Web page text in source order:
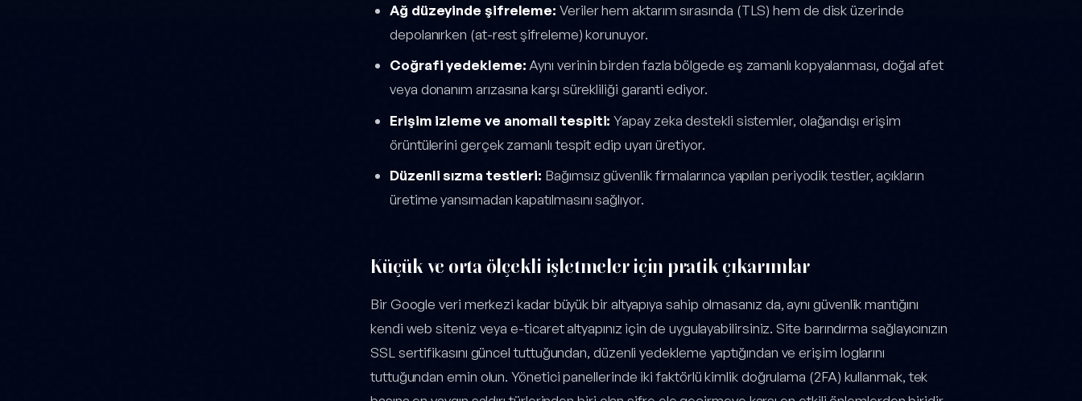
Ağ düzeyinde şifreleme: Veriler hem aktarım sırasında (TLS) hem de disk üzerinde
depolanırken (at-rest şifreleme) korunuyor.
Coğrafi yedekleme:Aynı verinin birden fazla bölgede eş zamanlı kopyalanması, doğal afet
veya donanım arızasına karşı sürekliliği garanti ediyor.
Erişim izleme ve anomali tespiti: Yapay zeka destekli sistemler, olağandışı erişim
örüntülerini gerçek zamanlı tespit edip uyarı üretiyor.
Düzenli sızma testleri: Bağımsız güvenlik firmalarınca yapılan periyodik testler, açıkların
üretime yansımadan kapatılmasını sağlıyor.
Küçük ve orta ölçekli işletmeler için pratik çıkarımlar
Bir Google veri merkezi kadar büyük bir altyapıya sahip olmasanız da, aynı güvenlik mantığını
kendi web siteniz veya e-ticaret altyapınız için de uygulayabilirsiniz. Site barındırma sağlayıcınızın
SSL sertifikasını güncel tuttuğundan, düzenli yedekleme yaptığından ve erişim loglarını
tuttuğundan emin olun. Yönetici panellerinde iki faktörlü kimlik doğrulama (2FA) kullanmak, tek